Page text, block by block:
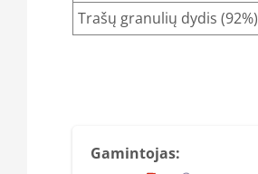
Trašų granulių dydis (92%)
Gamintojas: